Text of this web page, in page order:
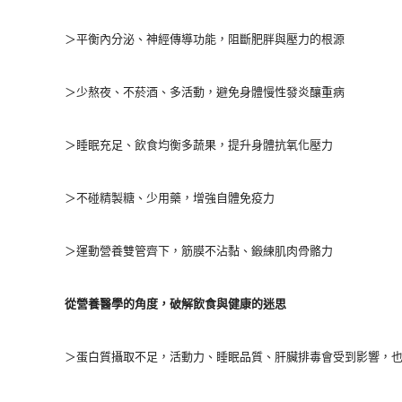
＞平衡內分泌、神經傳導功能，阻斷肥胖與壓力的根源
＞少熬夜、不菸酒、多活動，避免身體慢性發炎釀重病
＞睡眠充足、飲食均衡多蔬果，提升身體抗氧化壓力
＞不碰精製糖、少用藥，增強自體免疫力
＞運動營養雙管齊下，筋膜不沾黏、鍛練肌肉骨骼力
從營養醫學的角度，破解飲食與健康的迷思
＞蛋白質攝取不足，活動力、睡眠品質、肝臟排毒會受到影響，